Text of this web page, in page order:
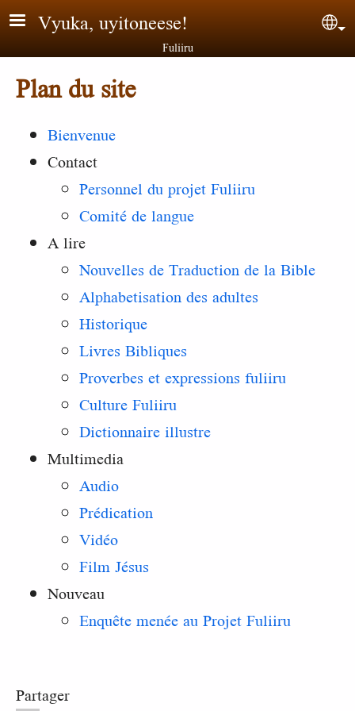
Aller au contenu principal
Vyuka, uyitoneese!
Fuliiru
Plan du site
Bienvenue
Contact
Personnel du projet Fuliiru
Comité de langue
A lire
Nouvelles de Traduction de la Bible
Alphabetisation des adultes
Historique
Livres Bibliques
Proverbes et expressions fuliiru
Culture Fuliiru
Dictionnaire illustre
Multimedia
Audio
Prédication
Vidéo
Film Jésus
Nouveau
Enquête menée au Projet Fuliiru
Partager